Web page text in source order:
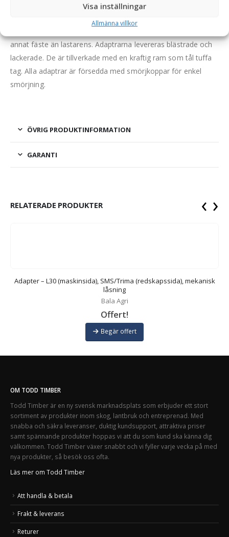
Visa inställningar
Allmänna villkor
(redskapssida), mekanisk låsning
annat fäste än lastarens. Adaptrarna levereras blästrade och
lackerade. De är tillverkade med en kraftig ram som tål tuffa
tag. Alla adaptrar är försedda med smörjkoppar för enkel
smörjning.
ÖVRIG PRODUKTINFORMATION
GARANTI
RELATERADE PRODUKTER
Adapter – L30 (maskinsida), SMS/Trima (redskapssida), mekanisk
låsning
Bala Agri
Offert!
Begär offert
‹ ›
OM TODD TIMBER
Todd Timber är en ny svensk marknadsplats som erbjuder ett stort
sortiment av produkter inom skog, lantbruk och entreprenad. Med
snabba och säkra leveranser, duktig kundsupport, attraktiva priser
samt spännande produkter hoppas vi att du som kund ska känna dig
välkommen. Todd Timber växer snabbt och vi fyller varje vecka på med
nya produkter, så besök oss ofta.
Läs mer om Todd Timber
Att handla & betala
Frakt & leverans
Returer